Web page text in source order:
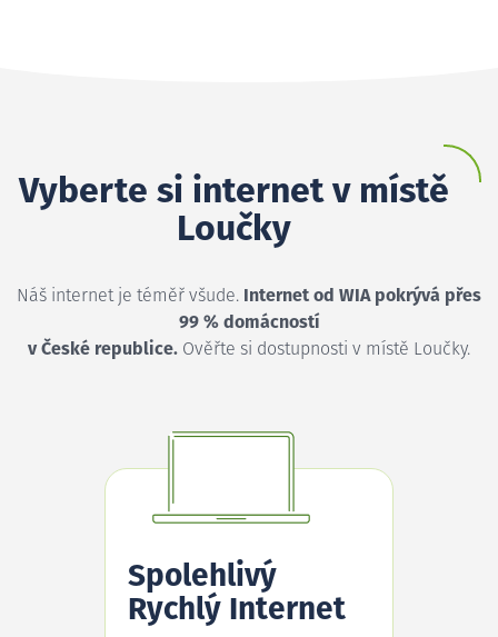
Vyberte si internet v místě
Loučky
Náš internet je téměř všude. Internet od WIA pokrývá přes
99 % domácností
v České republice. Ověřte si dostupnosti v místě Loučky.
Spolehlivý
Rychlý Internet